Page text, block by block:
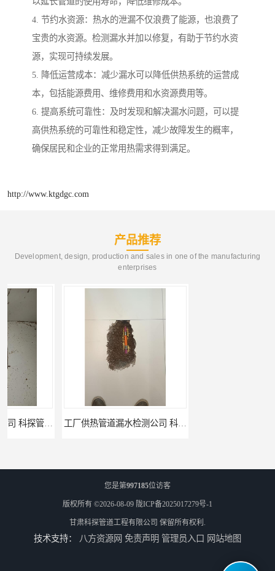
4. 节约水资源：热水的泄漏不仅浪费了能源，也浪费了
宝贵的水资源。检测漏水并加以修复，有助于节约水资
源，实现可持续发展。
5. 降低运营成本：减少漏水可以降低供热系统的运营成
本，包括能源费用、维修费用和水资源费用等。
6. 提高系统可靠性：及时发现和解决漏水问题，可以提
高供热系统的可靠性和稳定性，减少故障发生的概率，
确保居民和企业的正常用热需求得到满足。
http://www.ktgdgc.com
产品推荐
Development, design, production and sales in one of the manufacturing
enterprises
工厂供热管道漏水检测公司 科探管道工程 公司仪器测漏电话 科探管道工程
您是第997185位访客
版权所有 ©2026-08-09 陇ICP备2025017279号-1
甘肃科探管道工程有限公司 保留所有权利.
技术支持： 八方资源网 免责声明 管理员入口 网站地图